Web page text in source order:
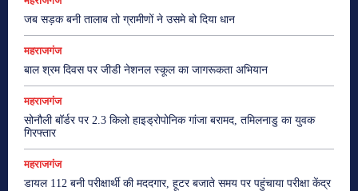
जब सड़क बनी तालाब तो ग्रामीणों ने उसमे बो दिया धान
महराजगंज
बाल श्रम दिवस पर जीडी नेशनल स्कूल का जागरूकता अभियान
महराजगंज
सोनौली बॉर्डर पर 2.3 किलो हाइड्रोपोनिक गांजा बरामद, तमिलनाडु का युवक
गिरफ्तार
महराजगंज
डायल 112 बनी परीक्षार्थी की मददगार, हूटर बजाते समय पर पहुंचाया परीक्षा केंद्र